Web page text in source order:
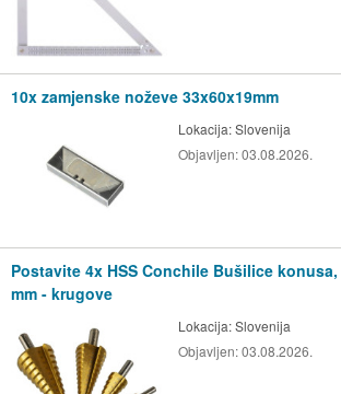
10x zamjenske noževe 33x60x19mm
Lokacija:Slovenija
Objavljen:03.08.2026.
Postavite 4x HSS Conchile Bušilice konusa,
mm - krugove
Lokacija:Slovenija
Objavljen:03.08.2026.